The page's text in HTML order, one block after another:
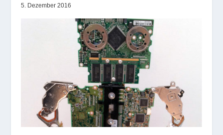
5. Dezember 2016